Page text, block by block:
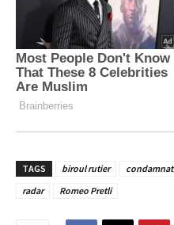
TAGS biroul rutier condamnat
radar
Romeo Pretli